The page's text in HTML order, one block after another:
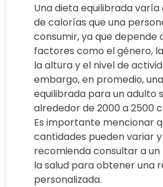
Una dieta equilibrada
de calorías que una
consumir, ya que depende
factores como el género,
la altura y el nivel de
embargo, en promedio,
equilibrada para un adulto
alrededor de 2000 a 2500
Es importante mencionar
cantidades pueden variar
recomienda consultar a
la salud para obtener una
personalizada.